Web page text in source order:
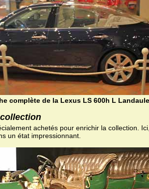
complète de la Lexus LS 600h L
achetés pour enrichir la collection.
un état impressionnant.